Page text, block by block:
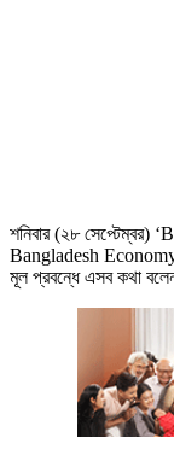
শনিবার (২৮
Bangladesh
মূল প্রবন্ধে এসব কথা